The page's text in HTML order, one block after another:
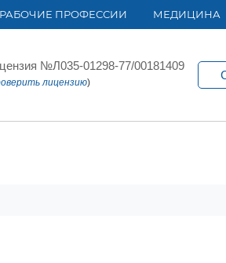
РАБОЧИЕ ПРОФЕССИИ МЕДИЦИНА
№Л035-01298-77/00181409
лицензию)